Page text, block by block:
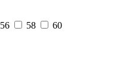
56 58
60